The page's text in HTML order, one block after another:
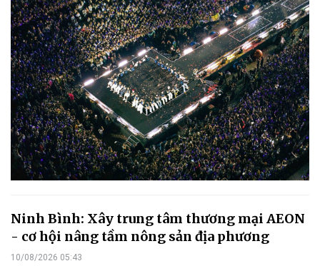
Ninh Bình: Xây trung tâm thương mại AEON
- cơ hội nâng tầm nông sản địa phương
10/08/2026 05:43